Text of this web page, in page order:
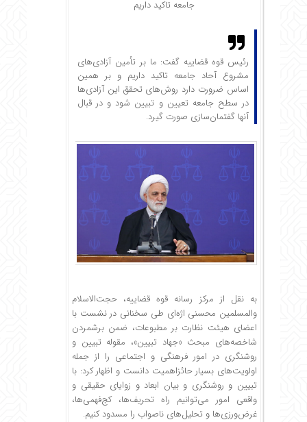
جامعه تاکید داریم
رئیس قوه قضاییه گفت: ما بر تأمین آزادی‌های
مشروع آحاد جامعه تاکید داریم و بر همین
اساس ضرورت دارد روش‌های تحقق این آزادی‌ها
در سطح جامعه تعیین و تبیین شود و در قبال
آنها گفتمان‌سازی صورت گیرد.
به نقل از مرکز رسانه قوه قضاییه، حجت‌الاسلام
والمسلمین محسنی اژه‌ای طی سخنانی در نشست با
اعضای هیئت نظارت بر مطبوعات، ضمن برشمردن
شاخصه‌های مبحث «جهاد تبیین»، مقوله تبیین و
روشنگری در امور فرهنگی و اجتماعی را از جمله
اولویت‌های بسیار حائزاهمیت دانست و اظهار کرد: با
تبیین و روشنگری و بیان ابعاد و زوایای حقیقی و
واقعی امور می‌توانیم راه تحریف‌ها، کج‌فهمی‌ها،
غرض‌ورزی‌ها و تحلیل‌های ناصواب را مسدود کنیم.